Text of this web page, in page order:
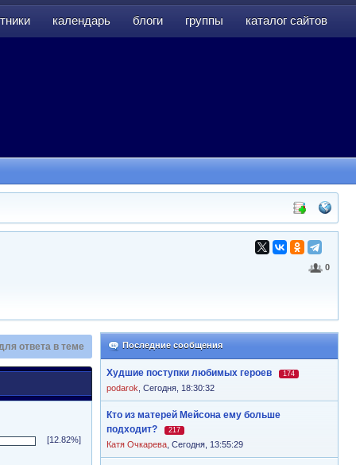
календарь блоги группы каталог сайтов
0
Последние сообщения
Худшие поступки любимых героев 174
podarok Сегодня, 18:30:32
Кто из матерей Мейсона ему больше
подходит?
217
Катя Очкарева Сегодня, 13:55:29
ответа в теме
[12.82%]